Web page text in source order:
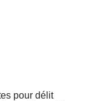
pour délit